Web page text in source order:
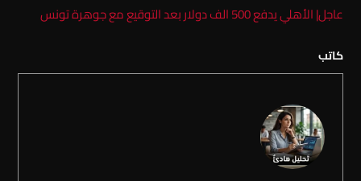
عاجل| الأهلي يدفع 500 الف دولار بعد التوقيع مع جوهرة تونس
كاتب